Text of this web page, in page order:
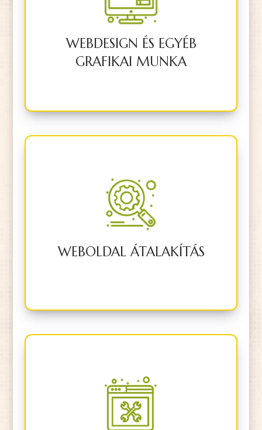
WEBDESIGN ÉS EGYÉB
GRAFIKAI MUNKA
legyen az plakát, app vagy
BŐVEBBEN
WEBOLDAL ÁTALAKÍTÁS
Ha van már weboldalad, de nem
vagy vele elégedett, itt az idő, hogy
továbbfejlesszük.
BŐVEBBEN
Átvállalom a weboldalad
rendszeres frissítéseit és a
technikai teendőket.